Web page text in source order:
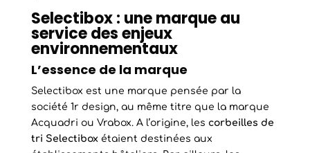
Selectibox : une marque au
service des enjeux
environnementaux
L’essence de la marque
Selectibox est une marque pensée par la
société 1r design, au même titre que la marque
Acquadri ou Vrabox. A l’origine, les corbeilles de
tri Selectiboxétaient destinées aux